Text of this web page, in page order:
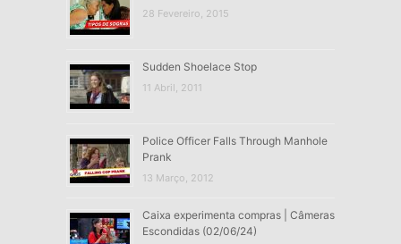
28 Fevereiro, 2015
Sudden Shoelace Stop
11 Abril, 2011
Police Officer Falls Through Manhole
Prank
13 Março, 2012
Caixa experimenta compras | Câmeras
Escondidas (02/06/24)